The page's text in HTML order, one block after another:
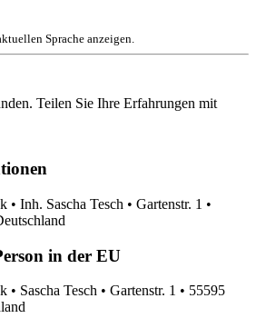
Sprache anzeigen.
Teilen Sie Ihre Erfahrungen mit
Inh. Sascha Tesch • Gartenstr. 1 •
in der EU
• Sascha Tesch • Gartenstr. 1 • 55595